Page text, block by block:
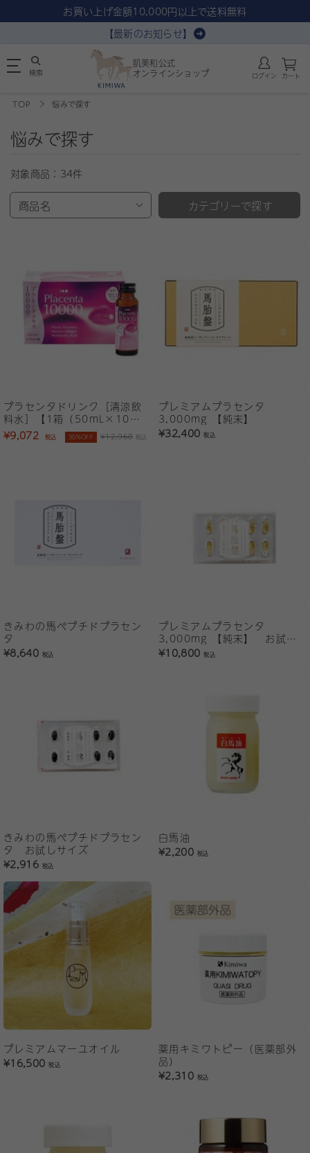
お買い上げ金額10,000円以上で送料無料
【最新のお知らせ】
肌美和公式
オンラインショップ
検索 ログイン カート
TOP 悩みで探す
悩みで探す
対象商品： 34件
商品名 カテゴリーで探す
プラセンタドリンク［清涼飲
料水］【1箱（50mL×10
本）】
¥9,072 税込 30%OFF ¥12,960 税込
プレミアムプラセンタ
3,000mg 【純末】
¥32,400税込
きみわの馬ペプチドプラセン
タ
¥8,640税込
プレミアムプラセンタ
3,000mg 【純末】 お試し
サイズ
¥10,800税込
きみわの馬ペプチドプラセン
タ お試しサイズ
¥2,916税込
白馬油
¥2,200税込
プレミアムマーユオイル
¥16,500税込
薬用キミワトピー（医薬部外
品）
¥2,310税込